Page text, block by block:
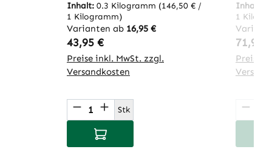
Inhalt: 0.3 Kilogramm (146,50 € /
1 Kilogramm)
Varianten ab 16,95 €
Regulärer Preis:
43,95 €
Preise inkl. MwSt. zzgl.
Versandkosten
Produkt Anzahl: Gib den
Stk
In den Warenkorb
Inhalt:
1
71,95 €
Preise